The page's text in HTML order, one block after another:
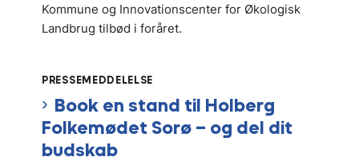
Kommune og Innovationscenter for Økologisk
Landbrug tilbød i foråret.
PRESSEMEDDELELSE
Book en stand til Holberg
Folkemødet Sorø – og del dit
budskab